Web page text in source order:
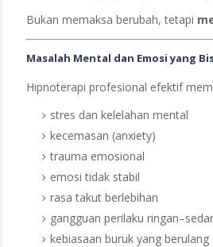
Bukan memaksa berubah, tetapi
Masalah Mental dan Emosi yang
Hipnoterapi profesional efektif
stres dan kelelahan mental
kecemasan (anxiety)
trauma emosional
emosi tidak stabil
rasa takut berlebihan
gangguan perilaku
kebiasaan buruk yang berulang